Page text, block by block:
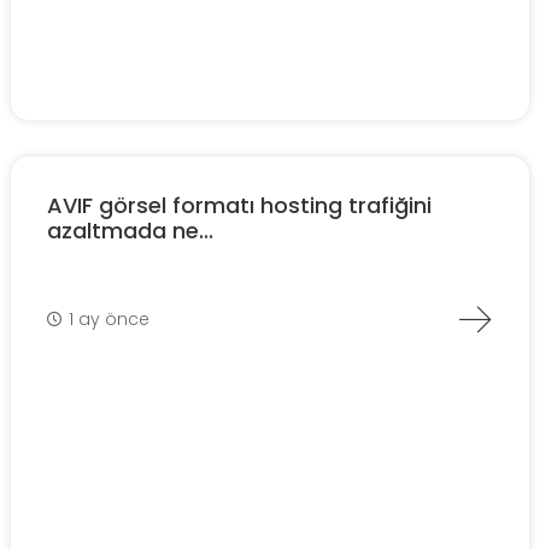
AVIF görsel formatı hosting trafiğini
azaltmada ne...
1 ay önce